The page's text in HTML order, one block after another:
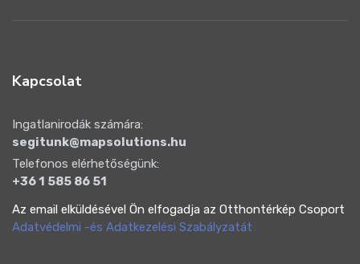
Kapcsolat
Ingatlanirodák számára:
segitunk@mapsolutions.hu
Telefonos elérhetőségünk:
+36 1 585 86 51
Az email elküldésével Ön elfogadja az Otthontérkép Csoport
Adatvédelmi -és Adatkezelési Szabályzatát